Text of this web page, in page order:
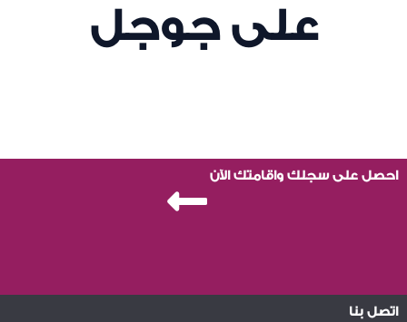
على جوجل
احصل على سجلك واقامتك الآن
اتصل بنا